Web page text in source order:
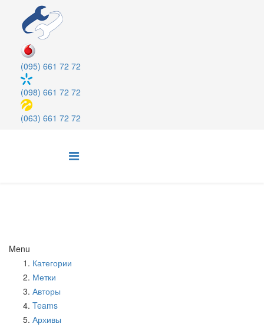
(095) 661 72 72
(098) 661 72 72
(063) 661 72 72
Menu
Категории
Метки
Авторы
Teams
Архивы